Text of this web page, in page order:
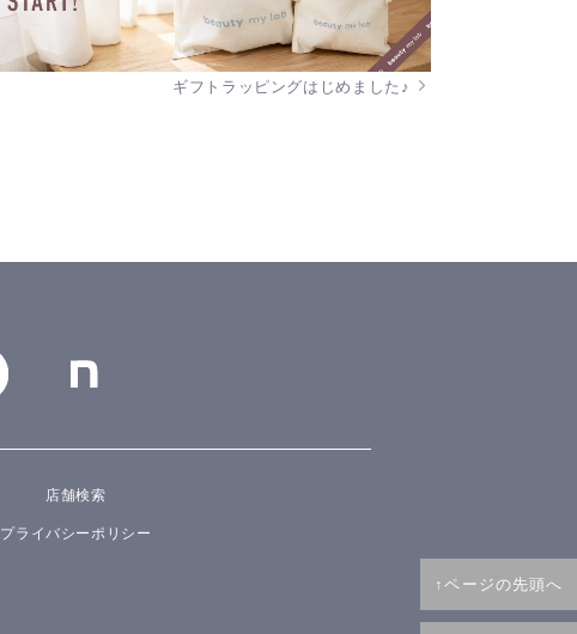
↑ページの先頭へ
ギフトラッピングはじめました♪
店舗検索
プライバシーポリシー